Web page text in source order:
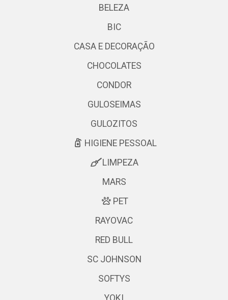
BELEZA
BIC
CASA E DECORAÇÃO
CHOCOLATES
CONDOR
GULOSEIMAS
GULOZITOS
HIGIENE PESSOAL
LIMPEZA
MARS
PET
RAYOVAC
RED BULL
SC JOHNSON
SOFTYS
YOKI